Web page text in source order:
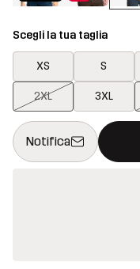
Scegli la tua taglia
XS S
2XL 3XL
Notifica
Questo tasto aprirà
{{size}} non disponibile